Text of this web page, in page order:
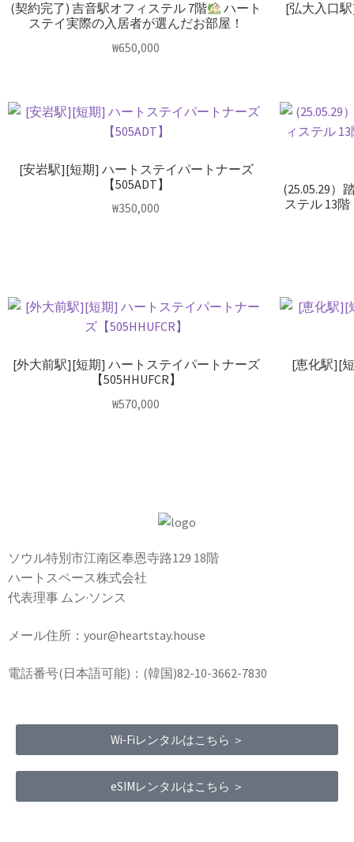
(契約完了) 吉音駅オフィステル 7階
ハート
ステイ実際の入居者が選んだお部屋！
₩650,000
[弘大入口
[安岩駅][短期] ハートステイパートナーズ
【505ADT】
₩350,000
(25.05.29）
ステル 13階
[外大前駅][短期] ハートステイパートナーズ
【505HHUFCR】
₩570,000
[恵化駅][
ソウル特別市江南区奉恩寺路129 18階
ハートスペース株式会社
代表理事 ムン·ソンス
メール住所：your@heartstay.house
電話番号(日本語可能)：(韓国)82-10-3662-7830
Wi-Fiレンタルはこちら ＞
eSIMレンタルはこちら ＞